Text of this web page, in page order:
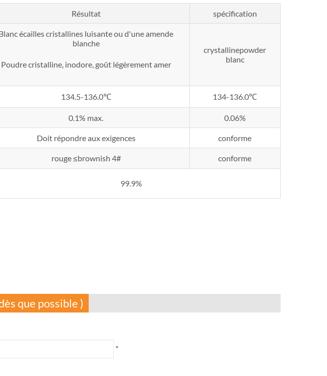
Résultat spécification
écailles cristallines luisante ou d'une amende
blanche
Poudre cristalline, inodore, goût légèrement amer
crystallinepowder
blanc
134.5-136.0℃ 134-136.0℃
0.1% max. 0.06%
Doit répondre aux exigences conforme
rouge ≤brownish 4# conforme
99.9%
que possible )
*